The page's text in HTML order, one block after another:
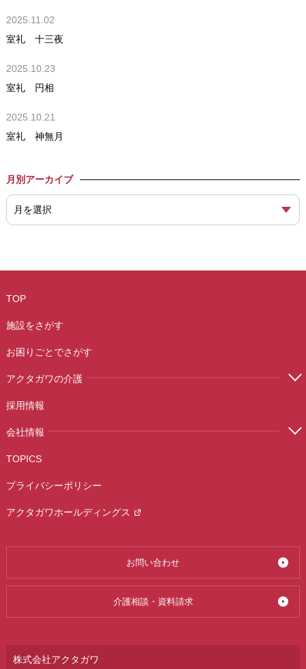
2025.11.02
室礼 十三夜
2025.10.23
室礼 円相
2025.10.21
室礼 神無月
月別アーカイブ
TOP
施設をさがす
お困りごとでさがす
アクタガワの介護
採用情報
会社情報
お問い合わせ
TOPICS
介護相談・資料請求
プライバシーポリシー
アクタガワホールディングス
株式会社アクタガワ